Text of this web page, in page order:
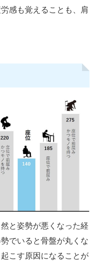
感も覚えることも、肩
と姿勢が悪くなった経
でいると骨盤が丸くな
こす原因になることが